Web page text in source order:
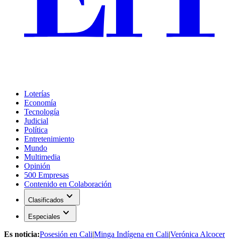
Loterías
Economía
Tecnología
Judicial
Política
Entretenimiento
Mundo
Multimedia
Opinión
500 Empresas
Contenido en Colaboración
Clasificados expand_more
Especiales expand_more
Es noticia:Posesión en Cali|Minga Indígena en Cali|Verónica Alcocer